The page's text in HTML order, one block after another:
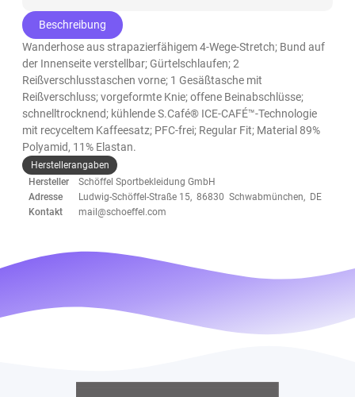
Beschreibung
Wanderhose aus strapazierfähigem 4-Wege-Stretch; Bund auf
der Innenseite verstellbar; Gürtelschlaufen; 2
Reißverschlusstaschen vorne; 1 Gesäßtasche mit
Reißverschluss; vorgeformte Knie; offene Beinabschlüsse;
schnelltrocknend; kühlende S.Café® ICE-CAFÉ™-Technologie
mit recyceltem Kaffeesatz; PFC-frei; Regular Fit; Material 89%
Polyamid, 11% Elastan.
Herstellerangaben
Hersteller
Schöffel Sportbekleidung GmbH
Adresse
Ludwig-Schöffel-Straße 15, 86830 Schwabmünchen, DE
Kontakt
mail@schoeffel.com